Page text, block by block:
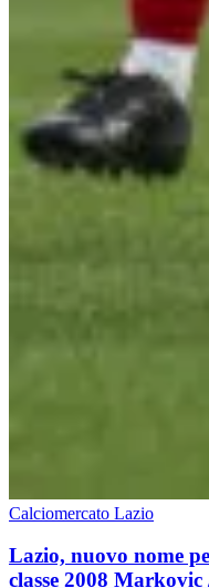
Calciomercato Lazio
Lazio, nuovo nome
classe 2008 Markovic